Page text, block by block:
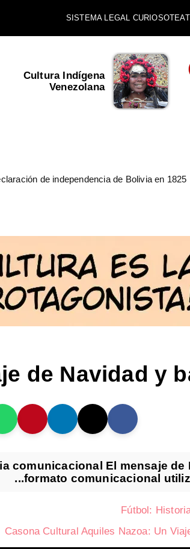
Cultura Indígena
Venezolana
de independencia de Bolivia en 1825
de Navidad y
comunicacional El mensaje
formato comunicacional
Fútbol:
Casona Cultural Aquiles Nazoa: Un